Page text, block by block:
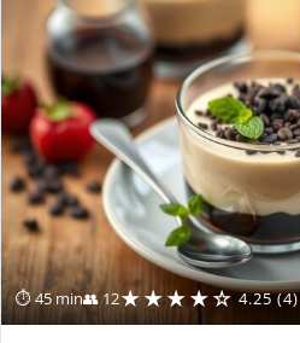
⏱ 45 min👥 12★★★★☆ 4.25 (4)